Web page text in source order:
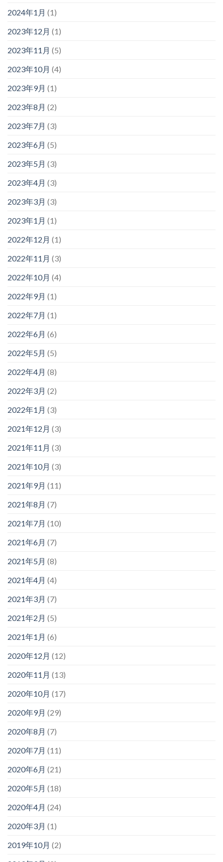
2024年1月 (1)
2023年12月 (1)
2023年11月 (5)
2023年10月 (4)
2023年9月 (1)
2023年8月 (2)
2023年7月 (3)
2023年6月 (5)
2023年5月 (3)
2023年4月 (3)
2023年3月 (3)
2023年1月 (1)
2022年12月 (1)
2022年11月 (3)
2022年10月 (4)
2022年9月 (1)
2022年7月 (1)
2022年6月 (6)
2022年5月 (5)
2022年4月 (8)
2022年3月 (2)
2022年1月 (3)
2021年12月 (3)
2021年11月 (3)
2021年10月 (3)
2021年9月 (11)
2021年8月 (7)
2021年7月 (10)
2021年6月 (7)
2021年5月 (8)
2021年4月 (4)
2021年3月 (7)
2021年2月 (5)
2021年1月 (6)
2020年12月 (12)
2020年11月 (13)
2020年10月 (17)
2020年9月 (29)
2020年8月 (7)
2020年7月 (11)
2020年6月 (21)
2020年5月 (18)
2020年4月 (24)
2020年3月 (1)
2019年10月 (2)